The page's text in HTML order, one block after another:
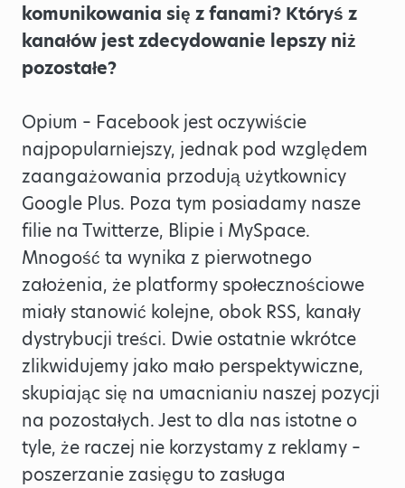
komunikowania się z fanami? Któryś z
kanałów jest zdecydowanie lepszy niż
pozostałe?
Opium – Facebook jest oczywiście
najpopularniejszy, jednak pod względem
zaangażowania przodują użytkownicy
Google Plus. Poza tym posiadamy nasze
filie na Twitterze, Blipie i MySpace.
Mnogość ta wynika z pierwotnego
założenia, że platformy społecznościowe
miały stanowić kolejne, obok RSS, kanały
dystrybucji treści. Dwie ostatnie wkrótce
zlikwidujemy jako mało perspektywiczne,
skupiając się na umacnianiu naszej pozycji
na pozostałych. Jest to dla nas istotne o
tyle, że raczej nie korzystamy z reklamy –
poszerzanie zasięgu to zasługa